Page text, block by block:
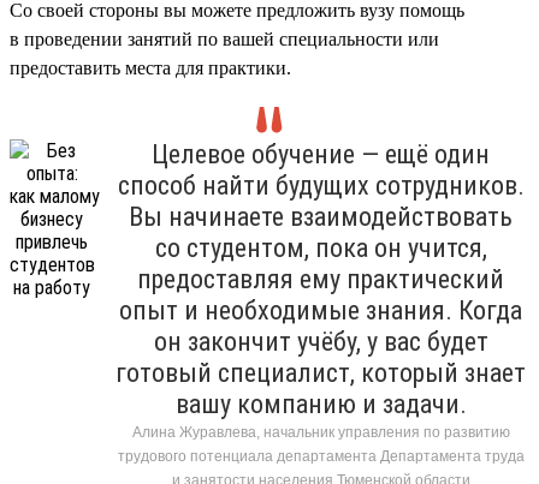
Со своей стороны вы можете предложить вузу помощь
в проведении занятий по вашей специальности или
предоставить места для практики.
Целевое обучение — ещё один
способ найти будущих сотрудников.
Вы начинаете взаимодействовать
со студентом, пока он учится,
предоставляя ему практический
опыт и необходимые знания. Когда
он закончит учёбу, у вас будет
готовый специалист, который знает
вашу компанию и задачи.
Алина Журавлева, начальник управления по развитию
трудового потенциала департамента Департамента труда
и занятости населения Тюменской области